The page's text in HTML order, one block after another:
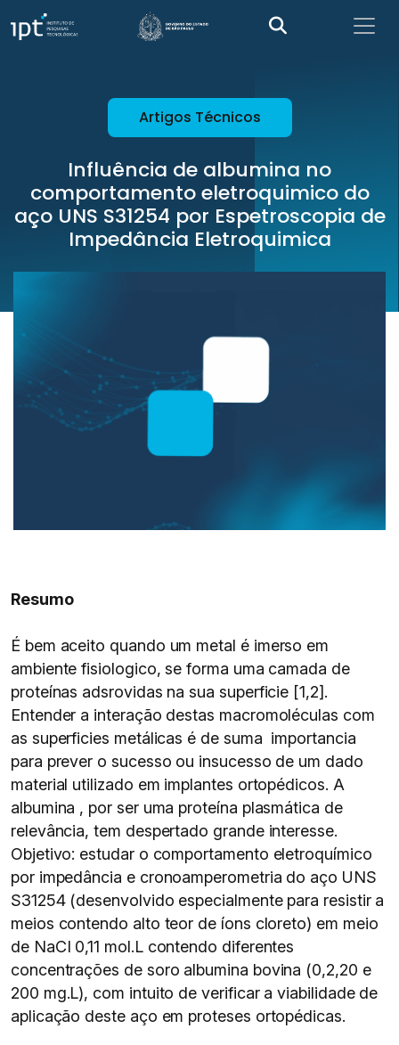
Artigos Técnicos
Influência de albumina no
comportamento eletroquimico do
aço UNS S31254 por Espetroscopia de
Impedância Eletroquimica
Resumo
É bem aceito quando um metal é imerso em
ambiente fisiologico, se forma uma camada de
proteínas adsrovidas na sua superficie [1,2].
Entender a interação destas macromoléculas com
as superficies metálicas é de suma importancia
para prever o sucesso ou insucesso de um dado
material utilizado em implantes ortopédicos. A
albumina , por ser uma proteína plasmática de
relevância, tem despertado grande interesse.
Objetivo: estudar o comportamento eletroquímico
por impedância e cronoamperometria do aço UNS
S31254 (desenvolvido especialmente para resistir a
meios contendo alto teor de íons cloreto) em meio
de NaCI 0,11 mol.L contendo diferentes
concentrações de soro albumina bovina (0,2,20 e
200 mg.L), com intuito de verificar a viabilidade de
aplicação deste aço em proteses ortopédicas.